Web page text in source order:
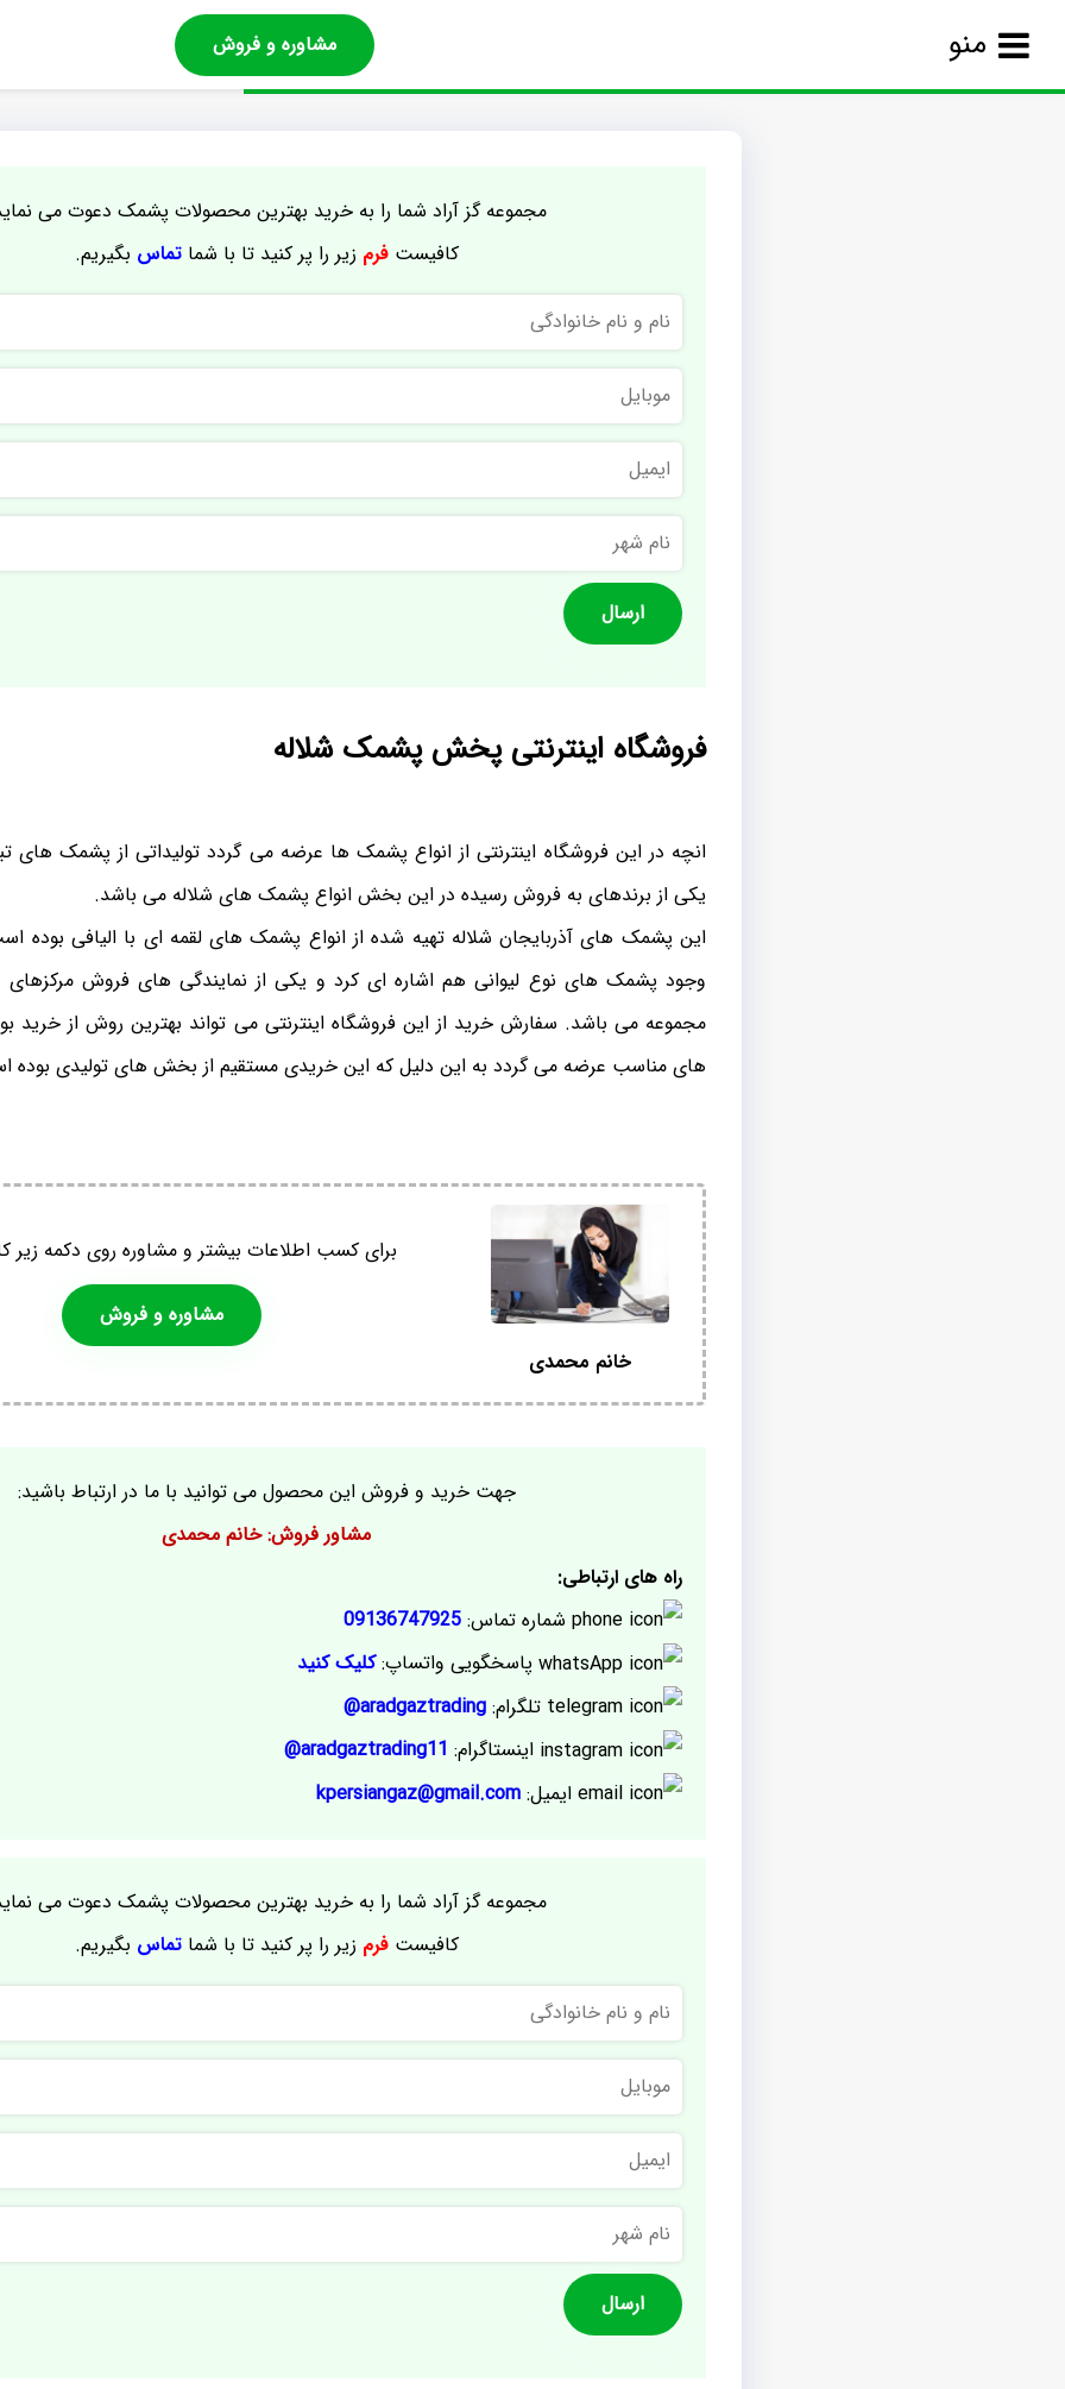
منو مشاوره و فروش
مجموعه گز آراد شما را به خرید بهترین محصولات پشمک دعوت می
کافیستفرم زیر را پر کنید تا با شماتماس بگیریم.
و
نام
خانوادگی
موبایل
ایمیل
نام
شهر
فروشگاه اینترنتی پخش پشمک شلاله
انچه در این فروشگاه اینترنتی از انواع پشمک ها عرضه می گردد تولیداتی از پشمک های
یکی از برندهای به فروش رسیده در این بخش انواع پشمک های شلاله می باشد.
این پشمک های آذربایجان شلاله تهیه شده از انواع پشمک های لقمه ای با الیافی بوده
وجود پشمک های نوع لیوانی هم اشاره ای کرد و یکی از نمایندگی های فروش مرکزهای
مجموعه می باشد. سفارش خرید از این فروشگاه اینترنتی می تواند بهترین روش از خرید
های مناسب عرضه می گردد به این دلیل که این خریدی مستقیم از بخش های تولیدی بوده
خانم محمدی
برای کسب اطلاعات بیشتر و مشاوره روی دکمه زیر
مشاوره و فروش
جهت خرید و فروش این محصول می توانید با ما در ارتباط باشید:
مشاور فروش: خانم محمدی
راه های ارتباطی:
شماره تماس: 09136747925
پاسخگویی واتساپ:کلیک کنید
تلگرام: aradgaztrading@
اینستاگرام: aradgaztrading11@
ایمیل: kpersiangaz@gmail.com
مجموعه گز آراد شما را به خرید بهترین محصولات پشمک دعوت می
کافیستفرم زیر را پر کنید تا با شماتماس بگیریم.
و
نام
خانوادگی
موبایل
ایمیل
نام
شهر